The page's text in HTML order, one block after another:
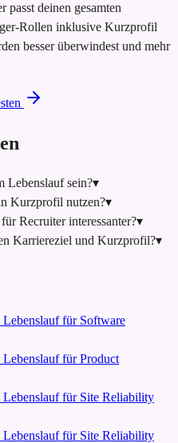
deinen gesamten
Rollen inklusive Kurzprofil
besser überwindest und mehr
Lebenslauf sein?▾
Kurzprofil nutzen?▾
Recruiter interessanter?▾
Karriereziel und Kurzprofil?▾
für Software
für Product
für Site Reliability
für Site Reliability